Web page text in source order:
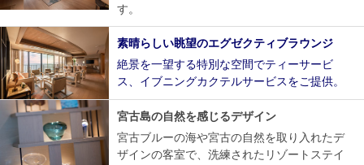
す。
素晴らしい眺望のエグゼクティブラウンジ
絶景を一望する特別な空間でティーサービ
ス、イブニングカクテルサービスをご提供。
宮古島の自然を感じるデザイン
宮古ブルーの海や宮古の自然を取り入れたデ
ザインの客室で、洗練されたリゾートステイ